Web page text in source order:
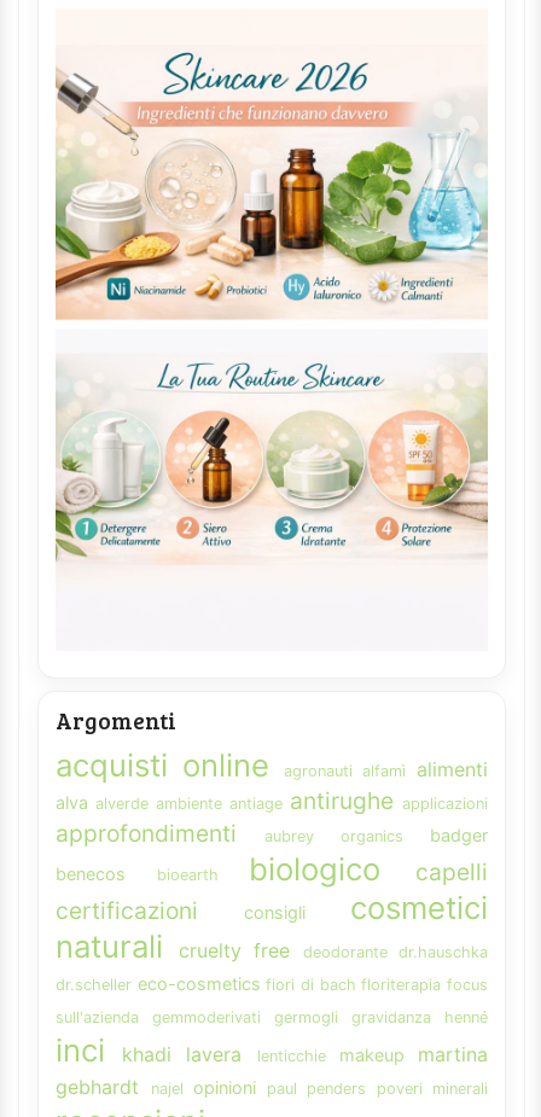
Argomenti
acquisti online agronauti alfamì alimenti
alva alverde ambiente antiage antirughe applicazioni
approfondimenti aubrey organics
badger
benecos
bioearth biologico
capelli
certificazioni
consigli
cosmetici
naturali
cruelty free deodorante
dr.hauschka
dr.scheller eco-cosmetics fiori di bach floriterapia focus
sull'azienda
gemmoderivati germogli gravidanza henné
inci khadi lavera lenticchie makeup
martina
gebhardt
najel opinioni paul penders poveri minerali